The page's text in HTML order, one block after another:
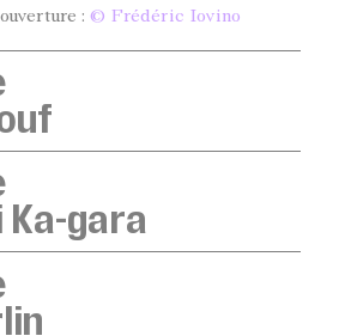
:© Frédéric Iovino
Ka-gara